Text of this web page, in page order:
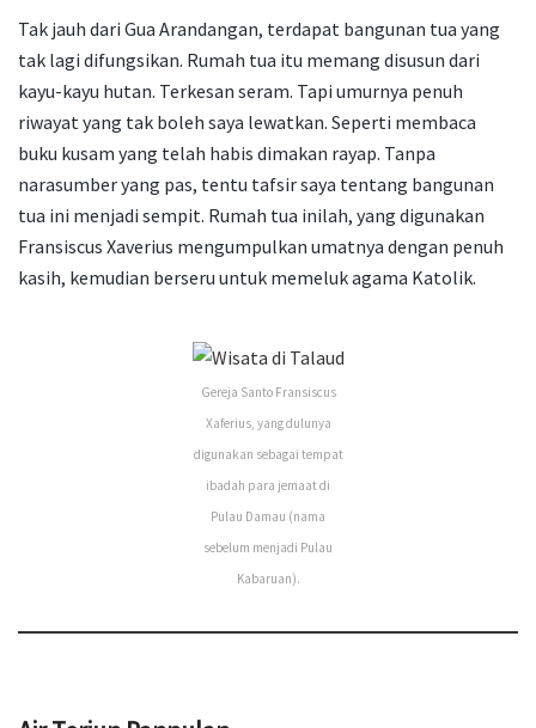
Tak jauh dari Gua Arandangan, terdapat bangunan tua yang
tak lagi difungsikan. Rumah tua itu memang disusun dari
kayu-kayu hutan. Terkesan seram. Tapi umurnya penuh
riwayat yang tak boleh saya lewatkan. Seperti membaca
buku kusam yang telah habis dimakan rayap. Tanpa
narasumber yang pas, tentu tafsir saya tentang bangunan
tua ini menjadi sempit. Rumah tua inilah, yang digunakan
Fransiscus Xaverius mengumpulkan umatnya dengan penuh
kasih, kemudian berseru untuk memeluk agama Katolik.
Gereja Santo Fransiscus
Xaferius, yang dulunya
digunakan sebagai tempat
ibadah para jemaat di
Pulau Damau (nama
sebelum menjadi Pulau
Kabaruan).